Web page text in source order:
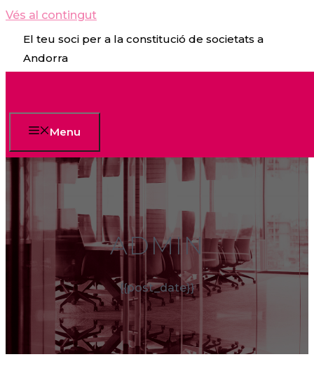
Vés al contingut
El teu soci per a la constitució de societats a
Andorra
Menu
ADMIN
{{post_date}}